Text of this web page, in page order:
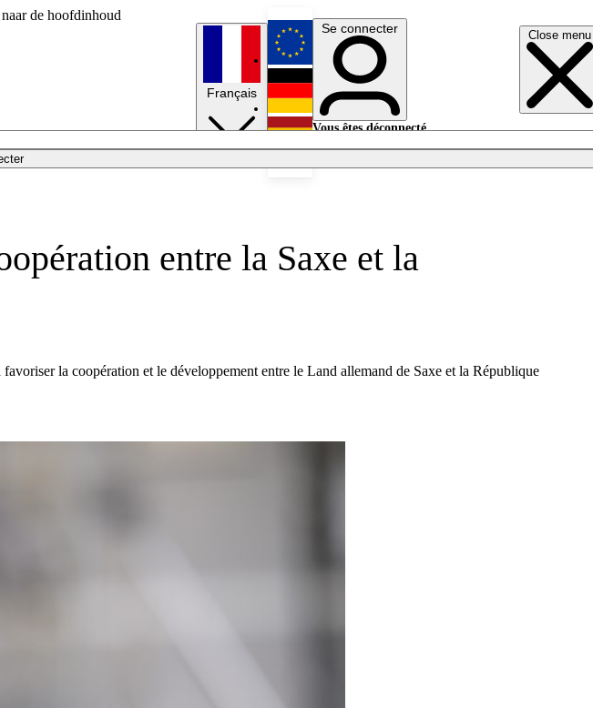
de hoofdinhoud
Close menu
Français
English
Deutsch
Se connecter
Vous êtes déconnecté.
entre la Saxe et la
la coopération et le développement entre le Land allemand de Saxe et la République